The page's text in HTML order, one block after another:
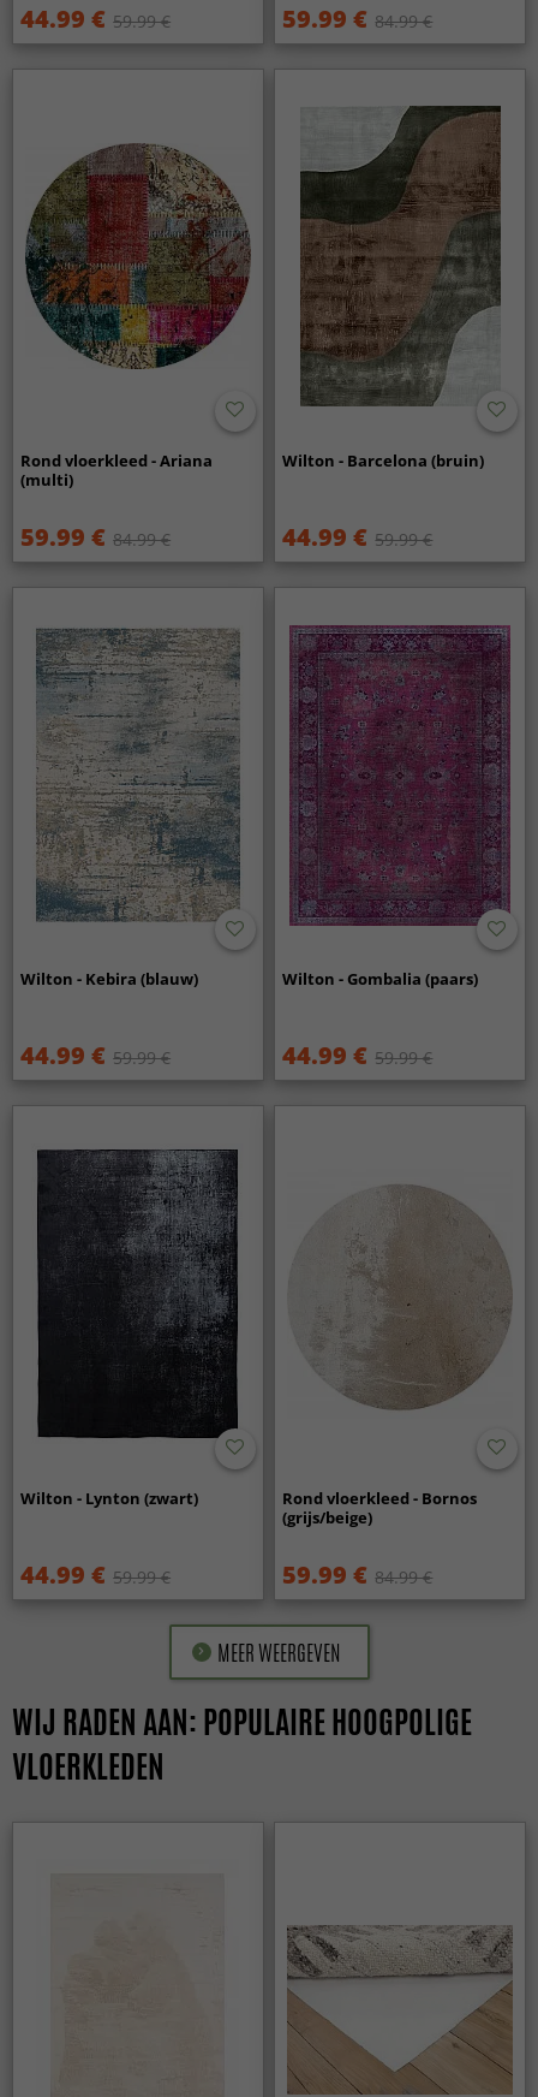
44.99 € 59.99 € 59.99 € 84.99 €
Rond vloerkleed - Ariana
(multi)
59.99 € 84.99 €
Wilton - Barcelona (bruin)
44.99 € 59.99 €
Wilton - Kebira (blauw)
44.99 € 59.99 €
Wilton - Gombalia (paars)
44.99 € 59.99 €
Wilton - Lynton (zwart)
44.99 € 59.99 €
Rond vloerkleed - Bornos
(grijs/beige)
59.99 € 84.99 €
MEER WEERGEVEN
WIJ RADEN AAN: POPULAIRE HOOGPOLIGE
VLOERKLEDEN